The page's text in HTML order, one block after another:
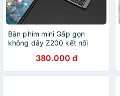
Bàn phím mini Gấp gọn
không dây Z200 kết nối
wireless 2.4g hàng nhập
khẩu
380.000 đ